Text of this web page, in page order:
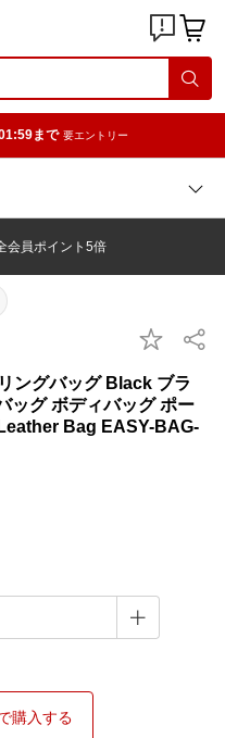
まで 要エントリー
会員ポイント5倍
ングバッグ Black ブラ
ッグ ボディバッグ ポー
Bag EASY-BAG-
購入する